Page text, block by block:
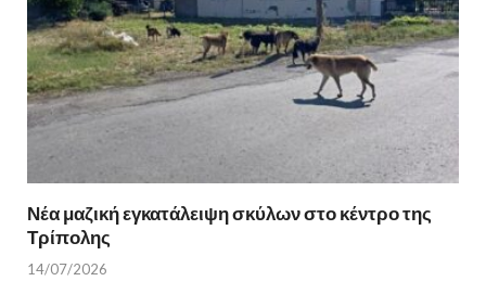
Νέα μαζική εγκατάλειψη σκύλων στο κέντρο της
Τρίπολης
14/07/2026